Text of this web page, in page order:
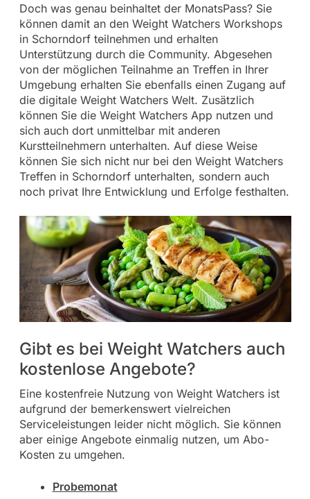
Doch was genau beinhaltet der MonatsPass? Sie
können damit an den Weight Watchers Workshops
in Schorndorf teilnehmen und erhalten
Unterstützung durch die Community. Abgesehen
von der möglichen Teilnahme an Treffen in Ihrer
Umgebung erhalten Sie ebenfalls einen Zugang auf
die digitale Weight Watchers Welt. Zusätzlich
können Sie die Weight Watchers App nutzen und
sich auch dort unmittelbar mit anderen
Kurstteilnehmern unterhalten. Auf diese Weise
können Sie sich nicht nur bei den Weight Watchers
Treffen in Schorndorf unterhalten, sondern auch
noch privat Ihre Entwicklung und Erfolge festhalten.
Gibt es bei Weight Watchers auch
kostenlose Angebote?
Eine kostenfreie Nutzung von Weight Watchers ist
aufgrund der bemerkenswert vielreichen
Serviceleistungen leider nicht möglich. Sie können
aber einige Angebote einmalig nutzen, um Abo-
Kosten zu umgehen.
Probemonat